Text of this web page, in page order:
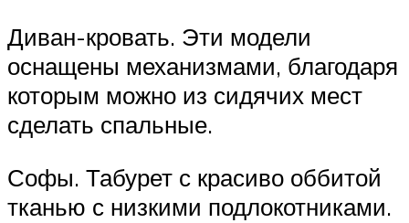
Диван-кровать. Эти модели
оснащены механизмами, благодаря
которым можно из сидячих мест
сделать спальные.
Софы. Табурет с красиво оббитой
тканью с низкими подлокотниками.